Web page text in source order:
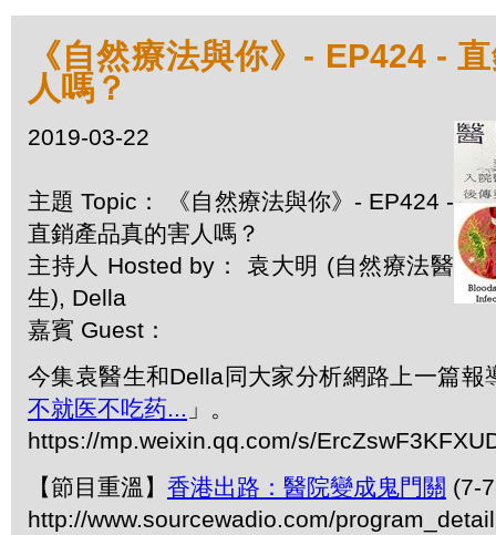
《自然療法與你》- EP424 -
人嗎？
2019-03-22
主題 Topic： 《自然療法與你》- EP424 -
直銷產品真的害人嗎？
主持人 Hosted by： 袁大明 (自然療法醫
生), Della
嘉賓 Guest：
今集袁醫生和Della同大家分析網路上一篇報
不就医不吃药... 」。
https://mp.weixin.qq.com/s/
【節目重溫】 香港出路：醫院變成鬼門關 (7-
http://www.sourcewadio.com/